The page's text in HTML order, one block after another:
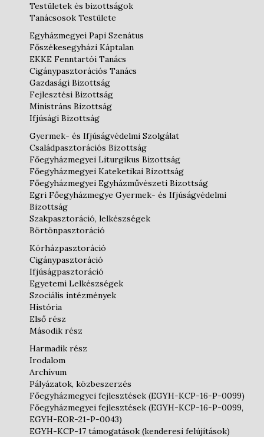
Testületek és bizottságok
Tanácsosok Testülete
Egyházmegyei Papi Szenátus
Főszékesegyházi Káptalan
EKKE Fenntartói Tanács
Cigánypasztorációs Tanács
Gazdasági Bizottság
Fejlesztési Bizottság
Ministráns Bizottság
Ifjúsági Bizottság
Gyermek- és Ifjúságvédelmi Szolgálat
Családpasztorációs Bizottság
Főegyházmegyei Liturgikus Bizottság
Főegyházmegyei Kateketikai Bizottság
Főegyházmegyei Egyházművészeti Bizottság
Egri Főegyházmegye Gyermek- és Ifjúságvédelmi
Bizottság
Szakpasztoráció, lelkészségek
Börtönpasztoráció
Kórházpasztoráció
Cigánypasztoráció
Ifjúságpasztoráció
Egyetemi Lelkészségek
Szociális intézmények
História
Első rész
Második rész
Harmadik rész
Irodalom
Archívum
Pályázatok, közbeszerzés
Főegyházmegyei fejlesztések (EGYH-KCP-16-P-0099)
Főegyházmegyei fejlesztések (EGYH-KCP-16-P-0099,
EGYH-EOR-21-P-0043)
EGYH-KCP-17 támogatások (kenderesi felújítások)